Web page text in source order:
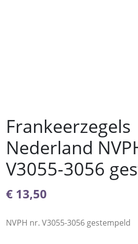
Frankeerzegels
Nederland
V3055-3056
€ 13,50
NVPH nr. V3055-3056 gestempeld